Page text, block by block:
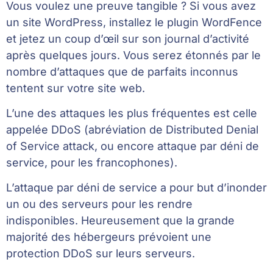
Vous voulez une preuve tangible ? Si vous avez
un site WordPress, installez le plugin WordFence
et jetez un coup d’œil sur son journal d’activité
après quelques jours. Vous serez étonnés par le
nombre d’attaques que de parfaits inconnus
tentent sur votre site web.
L’une des attaques les plus fréquentes est celle
appelée DDoS (abréviation de Distributed Denial
of Service attack, ou encore attaque par déni de
service, pour les francophones).
L’attaque par déni de service a pour but d’inonder
un ou des serveurs pour les rendre
indisponibles. Heureusement que la grande
majorité des hébergeurs prévoient une
protection DDoS sur leurs serveurs.